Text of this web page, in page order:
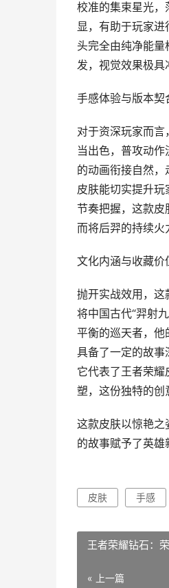
校准的集束星光，
显，有助于玩家进
头完全由纯净能
发，视觉效果极具
手感体验与版本契
对于资深玩家而
当出色，普攻动
的动画衔接自然
皮肤能切实提升
节奏把握，这款皮
而将后羿的持续火
文化内涵与收藏价
抛开实战效用，这
将中国古代“羿射
平衡的巡天者，他
具备了一定的故事
它代表了王者荣
塑，这份独特的创
这款皮肤以惊艳之
的故事赋予了英雄
皮肤 手感
王者荣耀钻石：
« 上一篇